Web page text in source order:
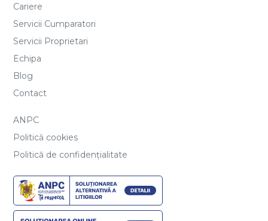
Cariere
Servicii Cumparatori
Servicii Proprietari
Echipa
Blog
Contact
ANPC
Politică cookies
Politică de confidențialitate